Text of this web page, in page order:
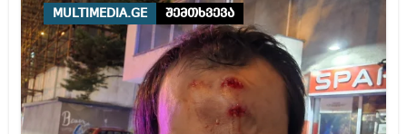
MULTIMEDIA.GE შემთხვევა